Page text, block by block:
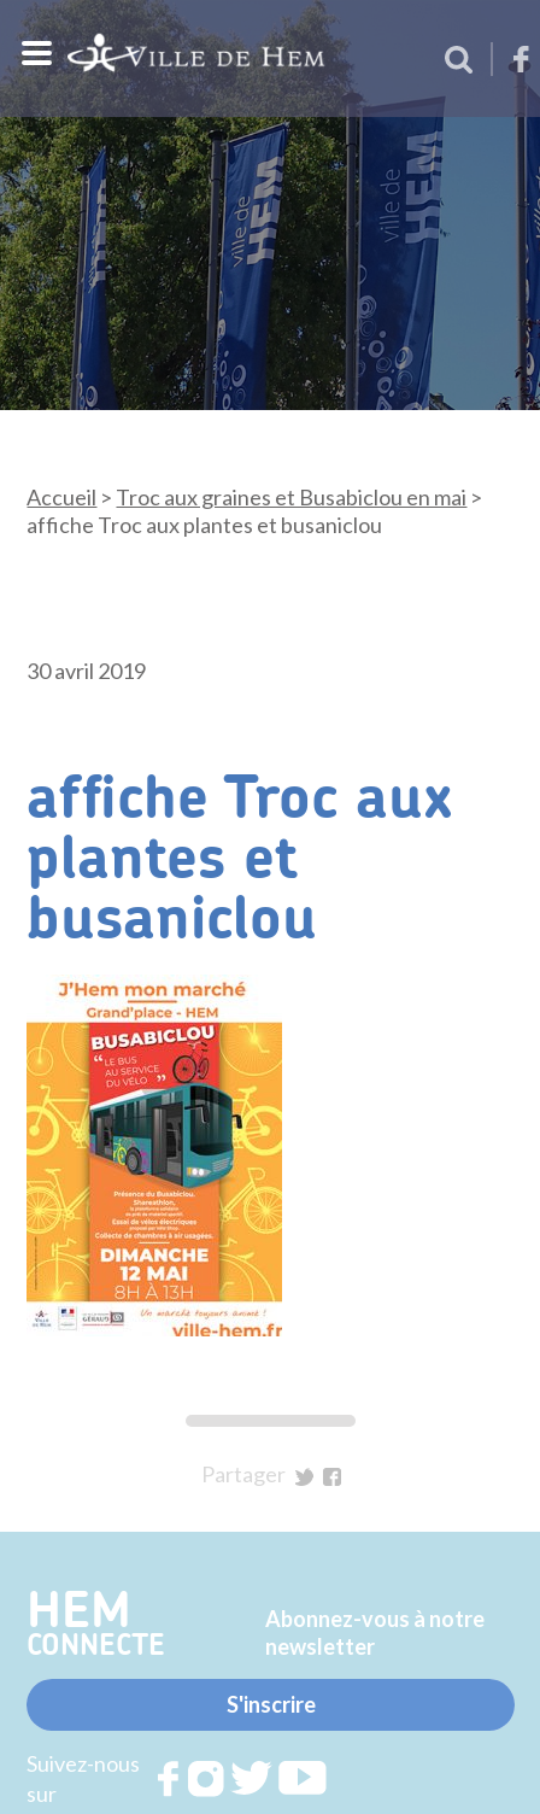
Accueil > Troc aux graines et Busabiclou en mai >
affiche Troc aux plantes et busaniclou
30 avril 2019
affiche Troc aux
plantes et
busaniclou
Partager
Twitter
Facebook
HEM
CONNECTE
Abonnez-vous à notre
newsletter
S'inscrire
Suivez-nous
sur
RejoignezRejoignezRejoignez